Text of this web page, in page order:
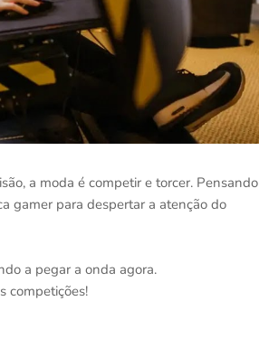
a moda é competir e torcer. Pensando
gamer para despertar a atenção do
a pegar a onda agora.
competições!